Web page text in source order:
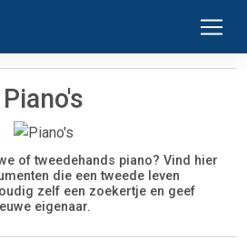
Piano's
of tweedehands piano? Vind hier
die een tweede leven
zelf een zoekertje en geef
eigenaar.